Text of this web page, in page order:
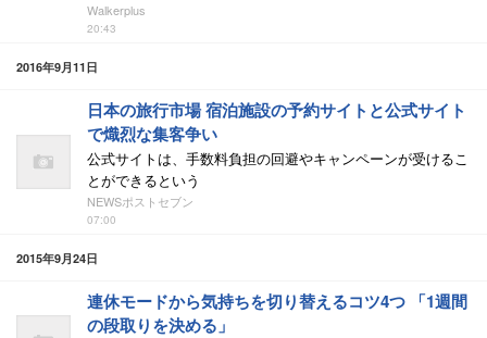
Walkerplus
20:43
2016年9月11日
日本の旅行市場 宿泊施設の予約サイトと公式サイト
で熾烈な集客争い
公式サイトは、手数料負担の回避やキャンペーンが受けるこ
とができるという
NEWSポストセブン
07:00
2015年9月24日
連休モードから気持ちを切り替えるコツ4つ 「1週間
の段取りを決める」